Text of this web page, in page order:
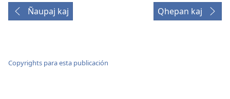
Ñaupaj kaj Qhepan kaj
Copyrights para esta publicación